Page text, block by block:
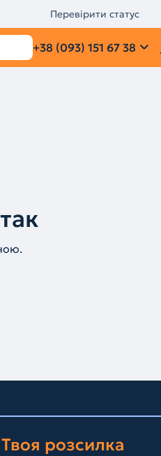
Перевірити статус
+38 (093) 151 67 38
Твоя розсилка